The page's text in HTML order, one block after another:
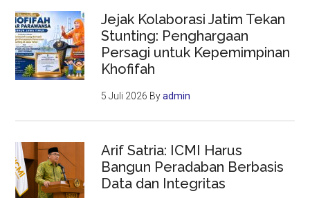
Jejak Kolaborasi Jatim Tekan
Stunting: Penghargaan
Persagi untuk Kepemimpinan
Khofifah
5 Juli 2026 Byadmin
Arif Satria: ICMI Harus
Bangun Peradaban Berbasis
Data dan Integritas